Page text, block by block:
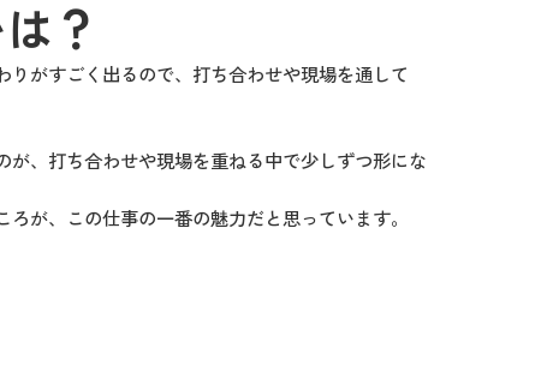
？
がすごく出るので、打ち合わせや現場を通して
、打ち合わせや現場を重ねる中で少しずつ形にな
が、この仕事の一番の魅力だと思っています。